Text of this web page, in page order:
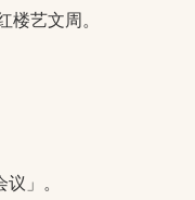
艺文周。
」。